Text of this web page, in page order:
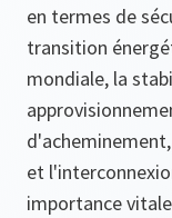
en termes de
transition
mondiale, la
et
importance